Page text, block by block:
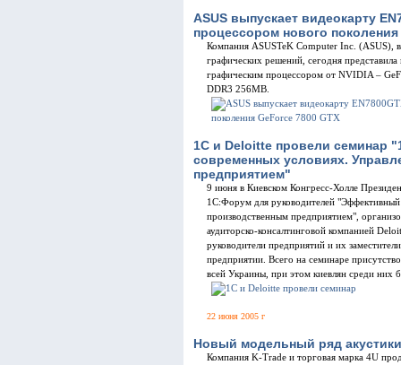
ASUS выпускает видеокарту
процессором нового поколения
Компания ASUSTeK Computer Inc. (ASUS),
графических решений, сегодня
графическим процессором от NVIDIA –
DDR3 256MB.
1С и Deloitte провели семинар
современных условиях.
предприятием"
9 июня в Киевском Конгресс-Холле
1С:Форум для руководителей
производственным предприятием",
аудиторско-консалтинговой компанией
руководители предприятий и их
предприятии. Всего на семинаре
всей Украины, при этом киевлян среди них
22 июня 2005 г
Новый модельный ряд акустики
Компания K-Trade и торговая марка 4U